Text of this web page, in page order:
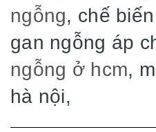
ngỗng, chế
gan ngỗng áp
ngỗng ở hcm,
hà nội,